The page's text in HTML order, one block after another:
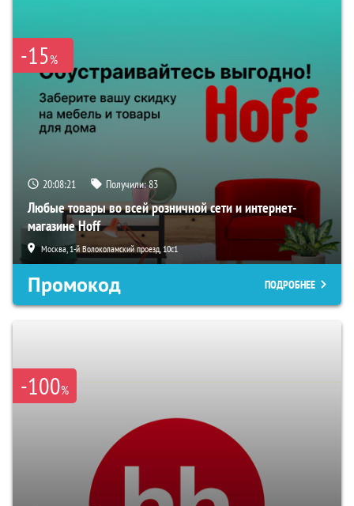
-15%
20:08:20 Получили:83
Любые товары во всей розничной сети и интернет-
магазине Hoff
Москва, 1-й Волоколамский проезд, 10с1
Промокод ПОДРОБНЕЕ
-100%